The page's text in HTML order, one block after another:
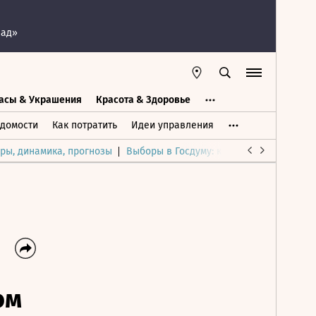
& Украшения Красота & Здоровье
Как потратить Идеи управления
Часы & Украшения Дом & Интерьер
динамика, прогнозы Выборы в Госдуму: каким был и будет